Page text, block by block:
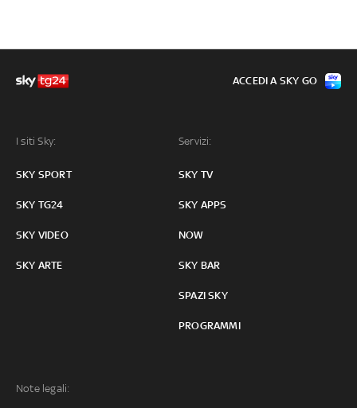
I siti Sky:
SKY SPORT
SKY TG24
SKY VIDEO
SKY ARTE
Servizi:
SKY TV
SKY APPS
NOW
SKY BAR
SPAZI SKY
PROGRAMMI
Note legali:
ACCEDI A SKY GO